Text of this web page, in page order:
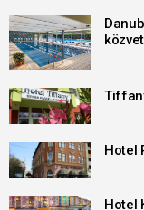
Hotel
Hotel